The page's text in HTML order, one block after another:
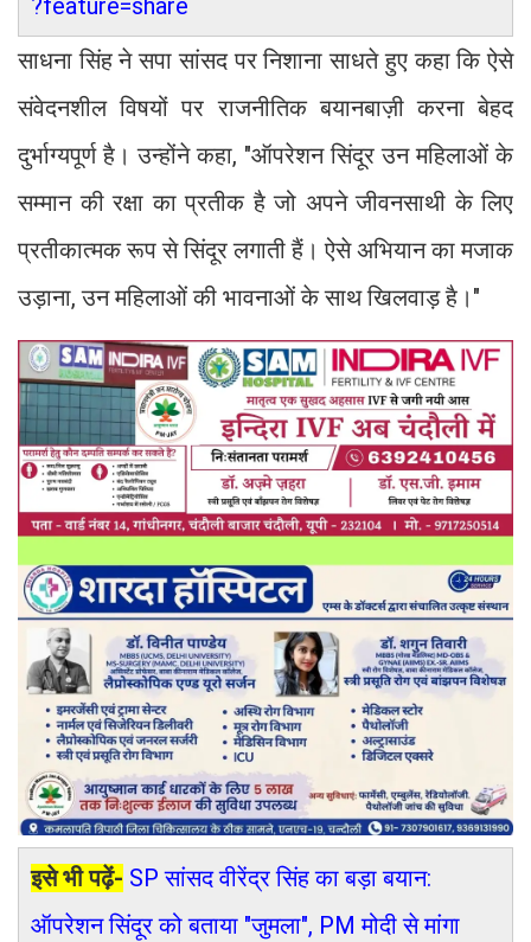
?feature=share
साधना सिंह ने सपा सांसद पर निशाना साधते हुए कहा कि ऐसे
संवेदनशील विषयों पर राजनीतिक बयानबाज़ी करना बेहद
दुर्भाग्यपूर्ण है। उन्होंने कहा, "ऑपरेशन सिंदूर उन महिलाओं के
सम्मान की रक्षा का प्रतीक है जो अपने जीवनसाथी के लिए
प्रतीकात्मक रूप से सिंदूर लगाती हैं। ऐसे अभियान का मजाक
उड़ाना, उन महिलाओं की भावनाओं के साथ खिलवाड़ है।"
इसे भी पढ़ें- SP सांसद वीरेंद्र सिंह का बड़ा बयान:
ऑपरेशन सिंदूर को बताया "जुमला", PM मोदी से मांगा